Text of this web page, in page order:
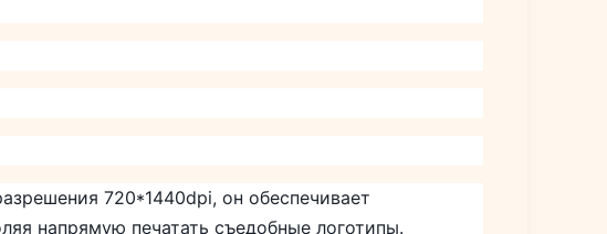
720*1440dpi, он обеспечивает
напрямую печатать съедобные логотипы.